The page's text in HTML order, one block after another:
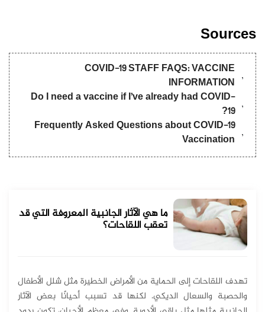
Sources
COVID-19 STAFF FAQS: VACCINE
INFORMATION
Do I need a vaccine if I’ve already had COVID-
19?
Frequently Asked Questions about COVID-19
Vaccination
ما هي الآثار الجانبية المعروفة التي قد
تعقب اللقاحات؟
تهدف اللقاحات إلى الحماية من الأمراض الخطيرة مثل شلل الأطفال
والحصبة والسعال الديكي. لكنها قد تسبب أحيانًا بعض الآثار